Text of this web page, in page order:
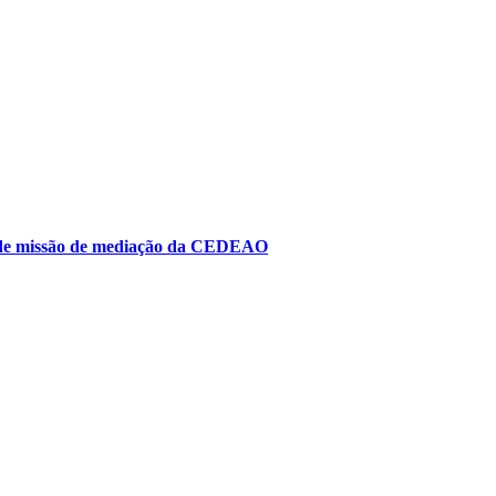
missão de mediação da CEDEAO